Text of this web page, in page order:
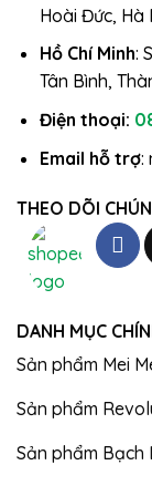
Hoài Đức, Hà
Hồ Chí Minh:
Tân Bình,
Điện thoại:
Email hỗ trợ:
THEO DÕI
DANH MỤC
Sản phẩm Mei
Sản phẩm
Sản phẩm Bạch